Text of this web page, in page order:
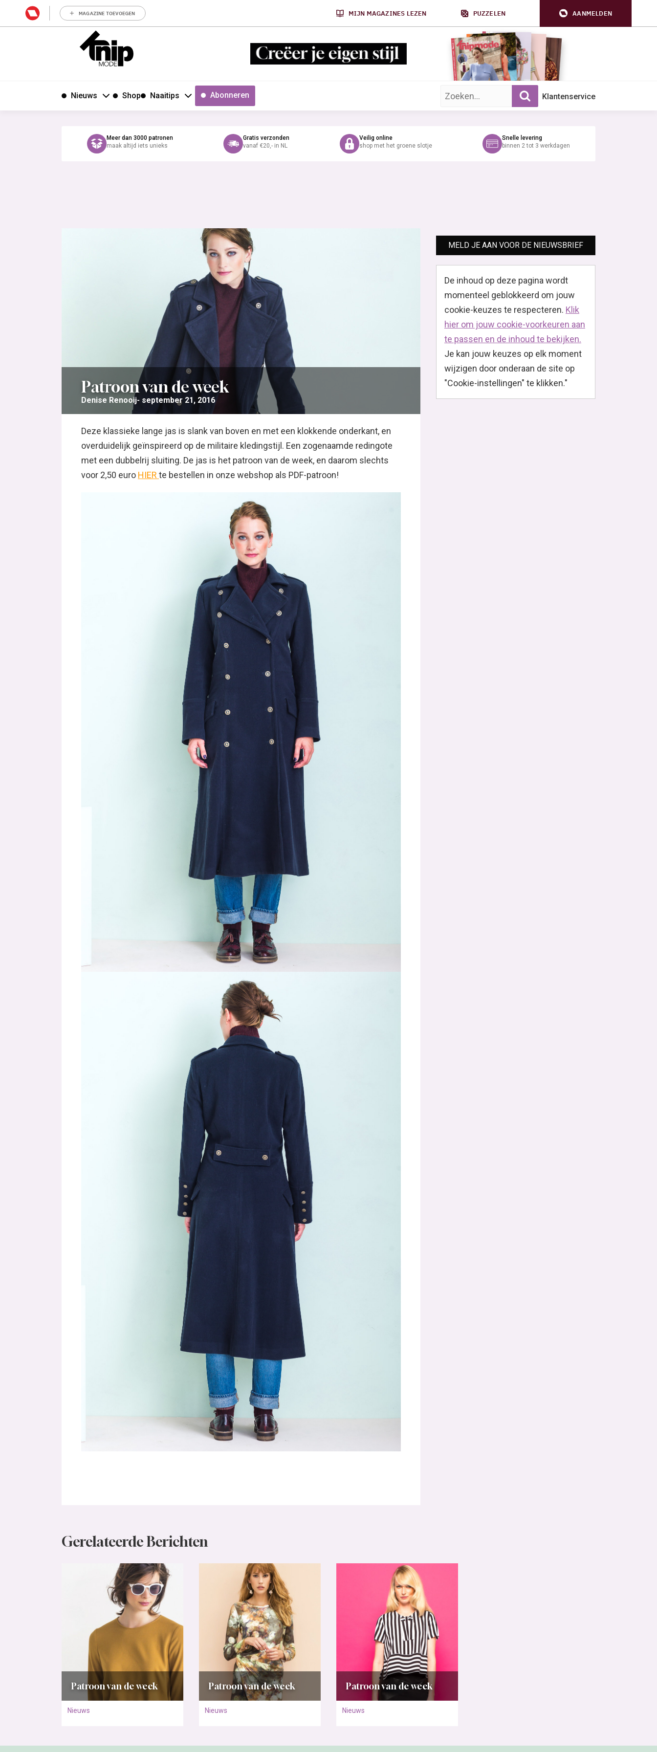
MAGAZINE TOEVOEGEN MIJN MAGAZINES LEZEN PUZZELEN AANMELDEN
Nieuws Shop Naaitips Abonneren Zoek op trefwoord: Klantenservice
Meer dan 3000 patronen
maak altijd iets unieks
Gratis verzonden
vanaf €20,- in NL
Veilig online
shop met het groene slotje
Snelle levering
binnen 2 tot 3 werkdagen
Patroon van de week
Denise Renooij september 21, 2016
Deze klassieke lange jas is slank van boven en met een klokkende onderkant, en
overduidelijk geïnspireerd op de militaire kledingstijl. Een zogenaamde redingote
met een dubbelrij sluiting. De jas is het patroon van de week, en daarom slechts
voor 2,50 euro HIER te bestellen in onze webshop als PDF-patroon!
MELD JE AAN VOOR DE NIEUWSBRIEF
De inhoud op deze pagina wordt
momenteel geblokkeerd om jouw
cookie-keuzes te respecteren. Klik
hier om jouw cookie-voorkeuren aan
te passen en de inhoud te bekijken.
Je kan jouw keuzes op elk moment
wijzigen door onderaan de site op
"Cookie-instellingen" te klikken."
Gerelateerde Berichten
Patroon van de week
Nieuws
Patroon van de week
Nieuws
Patroon van de week
Nieuws